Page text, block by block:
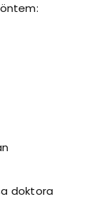
doktora